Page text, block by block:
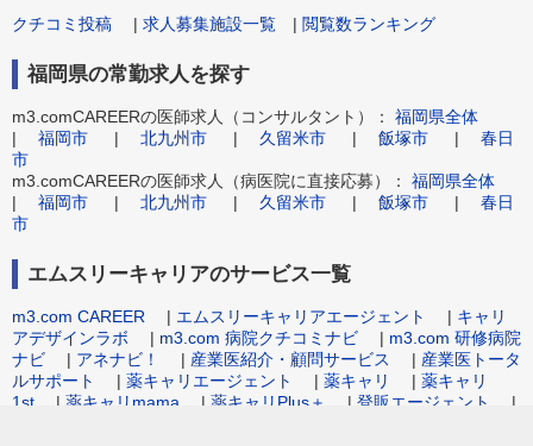
クチコミ投稿 | 求人募集施設一覧 | 閲覧数ランキング
福岡県の常勤求人を探す
m3.comCAREERの医師求人（コンサルタント）： 福岡県全体
| 福岡市 | 北九州市 | 久留米市 | 飯塚市 | 春日
市
m3.comCAREERの医師求人（病医院に直接応募）： 福岡県全体
| 福岡市 | 北九州市 | 久留米市 | 飯塚市 | 春日
市
エムスリーキャリアのサービス一覧
m3.com CAREER | エムスリーキャリアエージェント | キャリ
アデザインラボ | m3.com 病院クチコミナビ | m3.com 研修病院
ナビ | アネナビ！ | 産業医紹介・顧問サービス | 産業医トータ
ルサポート
| 薬キャリエージェント | 薬キャリ | 薬キャリ
1st | 薬キャリmama | 薬キャリPlus＋ | 登販エージェント
|